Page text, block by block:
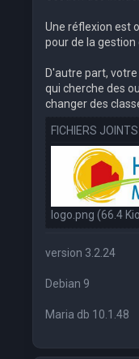
Une réflexion est
pour de la gestion
D'autre part,
qui cherche des
changer des
FICHIERS JOINTS
logo.png (66.4
version 3.2.24
Debian 9
Maria db 10.1.48